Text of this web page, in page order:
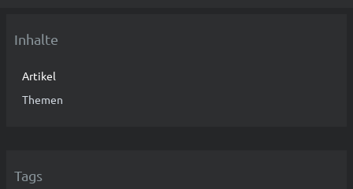
Inhalte
Artikel
Themen
Tags